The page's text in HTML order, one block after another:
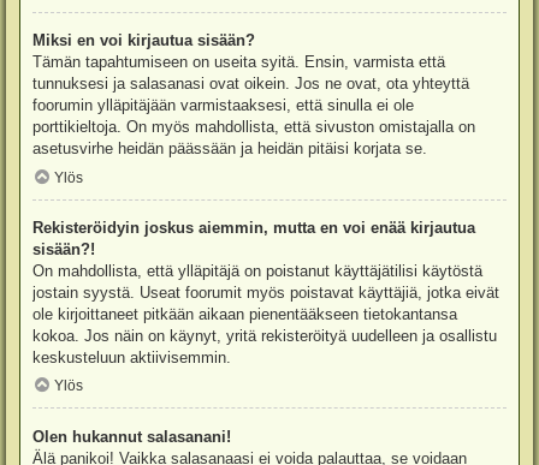
Miksi en voi kirjautua sisään?
Tämän tapahtumiseen on useita syitä. Ensin, varmista että
tunnuksesi ja salasanasi ovat oikein. Jos ne ovat, ota yhteyttä
foorumin ylläpitäjään varmistaaksesi, että sinulla ei ole
porttikieltoja. On myös mahdollista, että sivuston omistajalla on
asetusvirhe heidän päässään ja heidän pitäisi korjata se.
Ylös
Rekisteröidyin joskus aiemmin, mutta en voi enää kirjautua
sisään?!
On mahdollista, että ylläpitäjä on poistanut käyttäjätilisi käytöstä
jostain syystä. Useat foorumit myös poistavat käyttäjiä, jotka eivät
ole kirjoittaneet pitkään aikaan pienentääkseen tietokantansa
kokoa. Jos näin on käynyt, yritä rekisteröityä uudelleen ja osallistu
keskusteluun aktiivisemmin.
Ylös
Olen hukannut salasanani!
Älä panikoi! Vaikka salasanaasi ei voida palauttaa, se voidaan